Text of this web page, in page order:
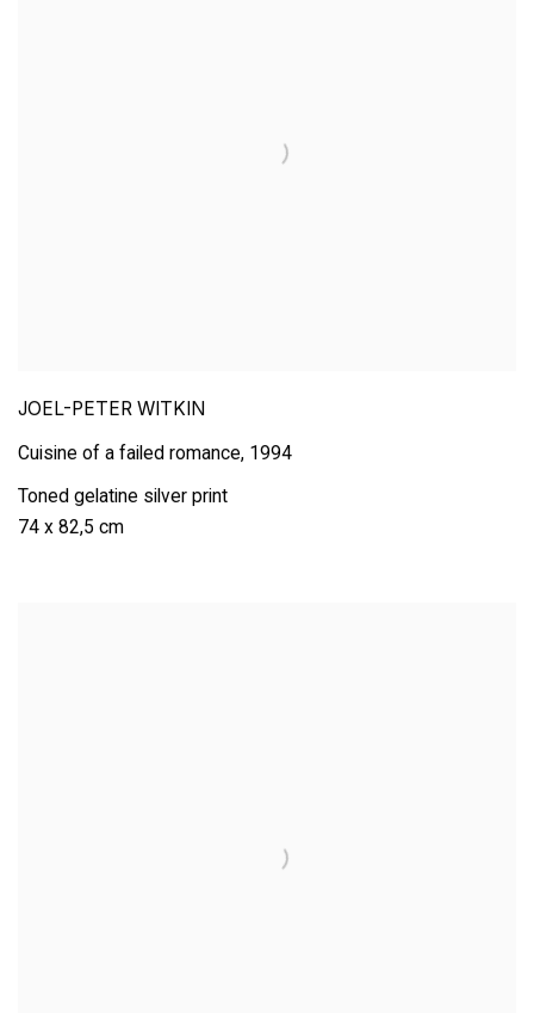
JOEL-PETER WITKIN
Cuisine of a failed romance, 1994
Toned gelatine silver print
74 x 82,5 cm